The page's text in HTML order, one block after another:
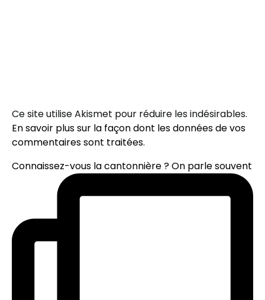
Ce site utilise Akismet pour réduire les indésirables.
En savoir plus sur la façon dont les données de vos
commentaires sont traitées.
Connaissez-vous la cantonnière ? On parle souvent